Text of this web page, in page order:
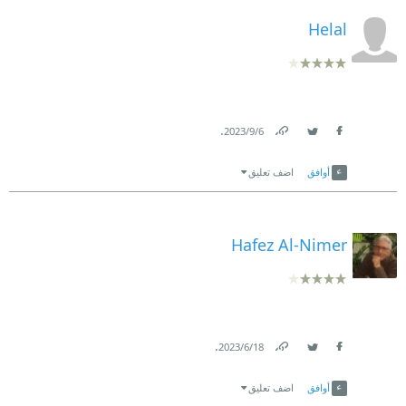
Helal
6‏/9‏/2023
.
أوافق اضف تعليق
Hafez Al-Nimer
18‏/6‏/2023
.
أوافق اضف تعليق